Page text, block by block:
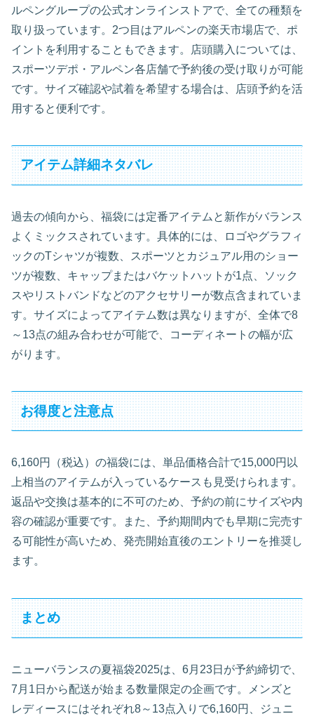
ルペングループの公式オンラインストアで、全ての種類を
取り扱っています。2つ目はアルペンの楽天市場店で、ポ
イントを利用することもできます。店頭購入については、
スポーツデポ・アルペン各店舗で予約後の受け取りが可能
です。サイズ確認や試着を希望する場合は、店頭予約を活
用すると便利です。
アイテム詳細ネタバレ
過去の傾向から、福袋には定番アイテムと新作がバランス
よくミックスされています。具体的には、ロゴやグラフィ
ックのTシャツが複数、スポーツとカジュアル用のショー
ツが複数、キャップまたはバケットハットが1点、ソック
スやリストバンドなどのアクセサリーが数点含まれていま
す。サイズによってアイテム数は異なりますが、全体で8
～13点の組み合わせが可能で、コーディネートの幅が広
がります。
お得度と注意点
6,160円（税込）の福袋には、単品価格合計で15,000円以
上相当のアイテムが入っているケースも見受けられます。
返品や交換は基本的に不可のため、予約の前にサイズや内
容の確認が重要です。また、予約期間内でも早期に完売す
る可能性が高いため、発売開始直後のエントリーを推奨し
ます。
まとめ
ニューバランスの夏福袋2025は、6月23日が予約締切で、
7月1日から配送が始まる数量限定の企画です。メンズと
レディースにはそれぞれ8～13点入りで6,160円、ジュニ